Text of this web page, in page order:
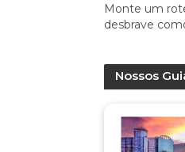
Monte um
desbrave
Nossos